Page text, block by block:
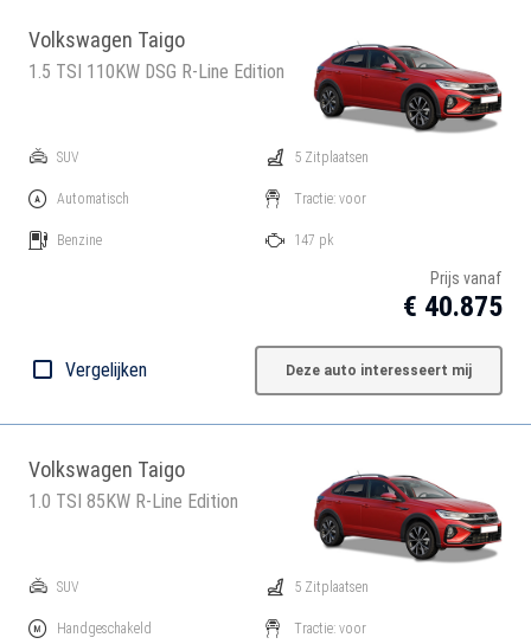
Volkswagen Taigo
1.5 TSI 110KW DSG R-Line Edition
SUV
Automatisch
Benzine
5 Zitplaatsen
Tractie: voor
147 pk
Prijs vanaf
€ 40.875
Vergelijken Deze auto interesseert mij
Volkswagen Taigo
1.0 TSI 85KW R-Line Edition
SUV
Handgeschakeld
5 Zitplaatsen
Tractie: voor